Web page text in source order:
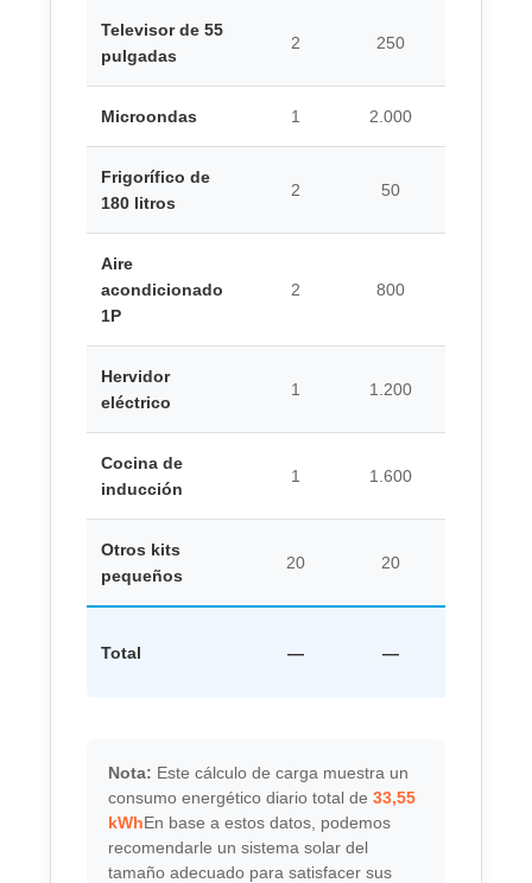
Televisor de 55
pulgadas
2 250
Microondas 1 2.000
Frigorífico de
180 litros
2 50
Aire
acondicionado
1P
2 800
Hervidor
eléctrico
1 1.200
Cocina de
inducción
1 1.600
Otros kits
pequeños
20 20
Total — —
Nota: Este cálculo de carga muestra un
consumo energético diario total de33,55
kWhEn base a estos datos, podemos
recomendarle un sistema solar del
tamaño adecuado para satisfacer sus